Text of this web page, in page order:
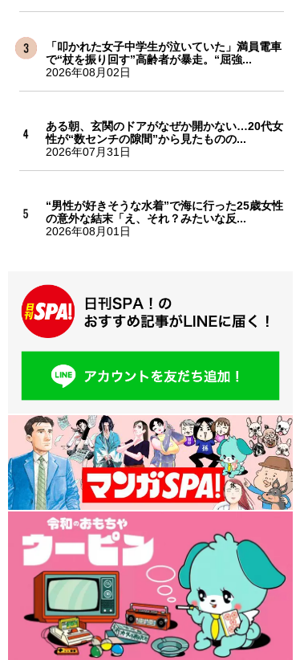
「叩かれた女子中学生が泣いていた」満員電車
で“杖を振り回す”高齢者が暴走。“屈強...
2026年08月02日
ある朝、玄関のドアがなぜか開かない…20代女
性が“数センチの隙間”から見たものの...
2026年07月31日
“男性が好きそうな水着”で海に行った25歳女性
の意外な結末「え、それ？みたいな反...
2026年08月01日